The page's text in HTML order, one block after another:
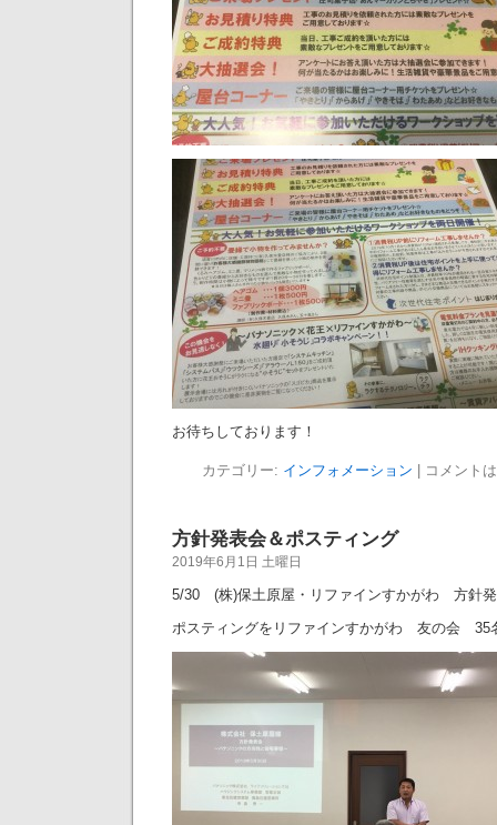
お待ちしております！
カテゴリー: インフォメーション コメント
方針発表会＆ポスティング
2019年6月1日 土曜日
5/30 (株)保土原屋・リファインすかがわ 方針発
ポスティングをリファインすかがわ 友の会 35